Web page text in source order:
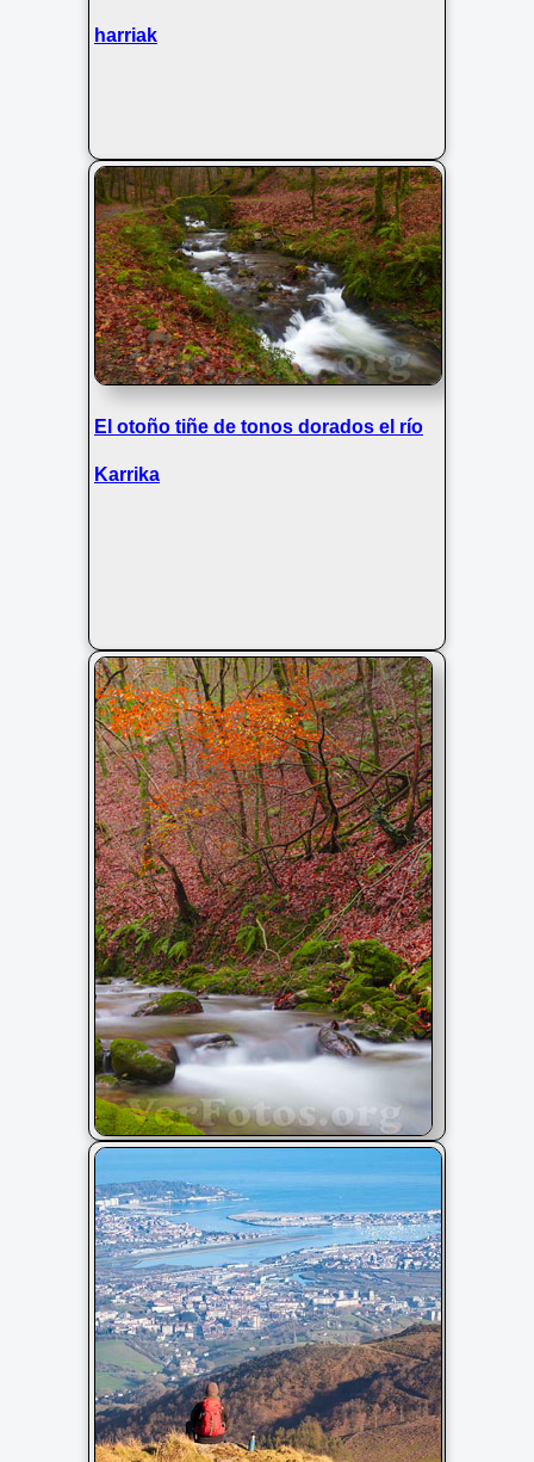
harriak
El otoño tiñe de tonos dorados el río
Karrika
Otoño en el Parque Natural de Aiako
Harriak